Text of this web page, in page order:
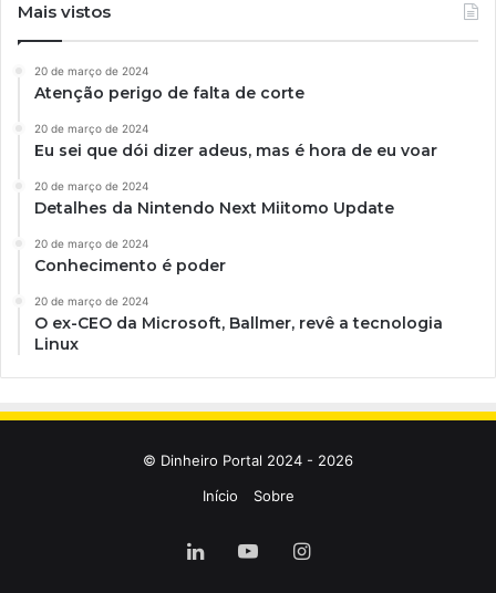
Mais vistos
20 de março de 2024
Atenção perigo de falta de corte
20 de março de 2024
Eu sei que dói dizer adeus, mas é hora de eu voar
20 de março de 2024
Detalhes da Nintendo Next Miitomo Update
20 de março de 2024
Conhecimento é poder
20 de março de 2024
O ex-CEO da Microsoft, Ballmer, revê a tecnologia
Linux
© Dinheiro Portal 2024 - 2026
Início
Sobre
LinkedinYouTubeInstagram